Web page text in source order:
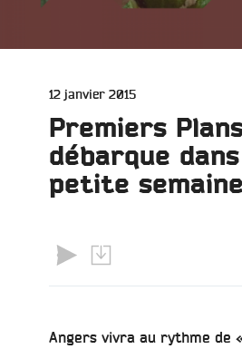
Publié
12 janvier 2015
Premiers
débarque
petite semaine
Angers vivra au rythme de